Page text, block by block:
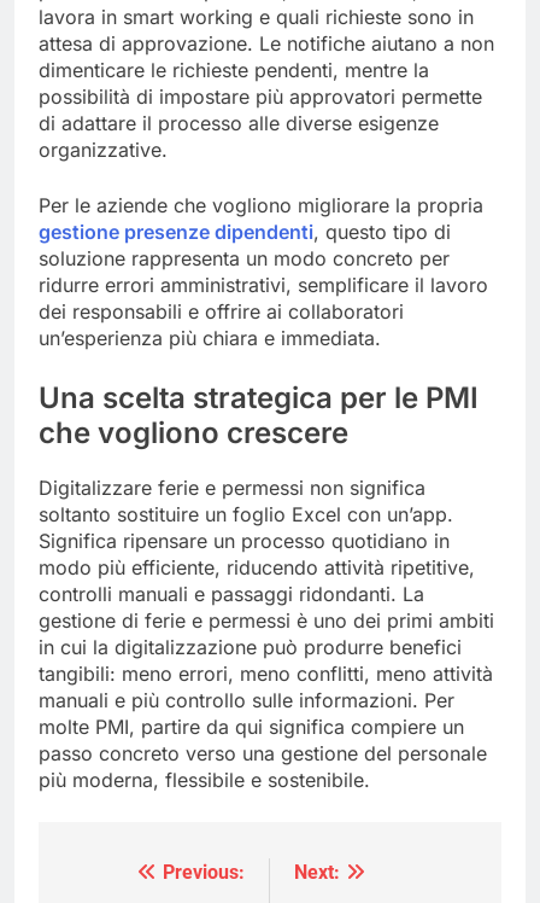
lavora in smart working e quali richieste sono in
attesa di approvazione. Le notifiche aiutano a non
dimenticare le richieste pendenti, mentre la
possibilità di impostare più approvatori permette
di adattare il processo alle diverse esigenze
organizzative.
Per le aziende che vogliono migliorare la propria
gestione presenze dipendenti, questo tipo di
soluzione rappresenta un modo concreto per
ridurre errori amministrativi, semplificare il lavoro
dei responsabili e offrire ai collaboratori
un’esperienza più chiara e immediata.
Una scelta strategica per le PMI
che vogliono crescere
Digitalizzare ferie e permessi non significa
soltanto sostituire un foglio Excel con un’app.
Significa ripensare un processo quotidiano in
modo più efficiente, riducendo attività ripetitive,
controlli manuali e passaggi ridondanti. La
gestione di ferie e permessi è uno dei primi ambiti
in cui la digitalizzazione può produrre benefici
tangibili: meno errori, meno conflitti, meno attività
manuali e più controllo sulle informazioni. Per
molte PMI, partire da qui significa compiere un
passo concreto verso una gestione del personale
più moderna, flessibile e sostenibile.
Navigazione
Previous:
Next: